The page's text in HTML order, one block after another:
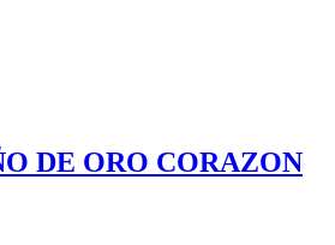
DE ORO CORAZON